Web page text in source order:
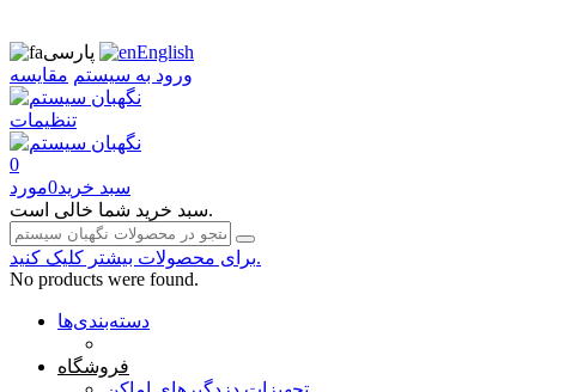
پارسی
English
ورود به سیستم مقایسه
تنظیمات
0
سبد خرید0مورد
سبد خرید شما خالی است.
برای محصولات بیشتر کلیک کنید.
No products were found.
دسته‌بندی‌ها
فروشگاه